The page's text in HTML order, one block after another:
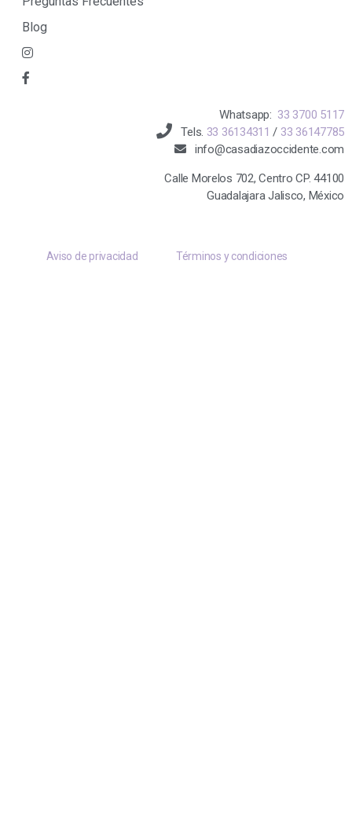
Blog
Whatsapp: 33 3700 5117
Tels. 33 36134311 / 33 36147785
info@casadiazoccidente.com
Calle Morelos 702, Centro CP. 44100
Guadalajara Jalisco, México
Aviso de privacidad Términos y condiciones